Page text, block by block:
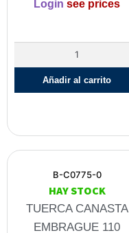
Login see prices
Añadir al carrito
B-C0775-0
HAY STOCK
TUERCA CANASTA
EMBRAGUE 110